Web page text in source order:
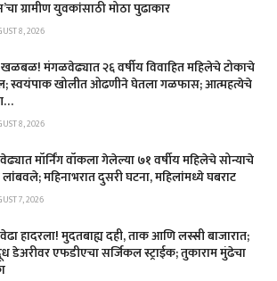
ग्रामीण युवकांसाठी मोठा पुढाकार
8, 2026
खळबळ! मंगळवेढ्यात २६ वर्षीय विवाहित महिलेचे टोकाचे
स्वयंपाक खोलीत ओढणीने घेतला गळफास; आत्महत्येचे
8, 2026
मॉर्निंग वॉकला गेलेल्या ७१ वर्षीय महिलेचे सोन्याचे
महिनाभरात दुसरी घटना, महिलांमध्ये घबराट
7, 2026
हादरला! मुदतबाह्य दही, ताक आणि लस्सी बाजारात;
डेअरीवर एफडीएचा सर्जिकल स्ट्राईक; ​तुकाराम मुंढेचा